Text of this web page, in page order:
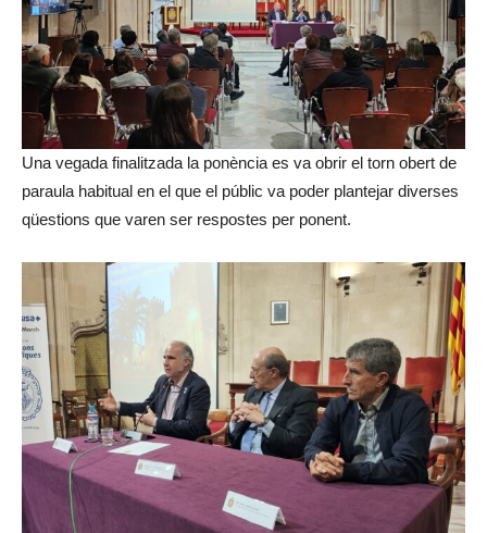
Una vegada finalitzada la ponència es va obrir el torn obert de
paraula habitual en el que el públic va poder plantejar diverses
qüestions que varen ser respostes per ponent.